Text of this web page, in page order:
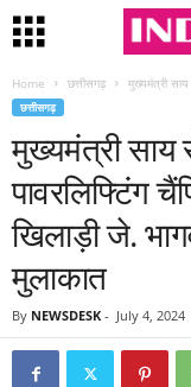
Home छत्तीसगढ़ मुख्यमंत्री
छत्तीसगढ़
मुख्यमंत्री साय
पावरलिफ्टिंग
खिलाड़ी जे.
मुलाकात
By NEWSDESK - July 4, 2024